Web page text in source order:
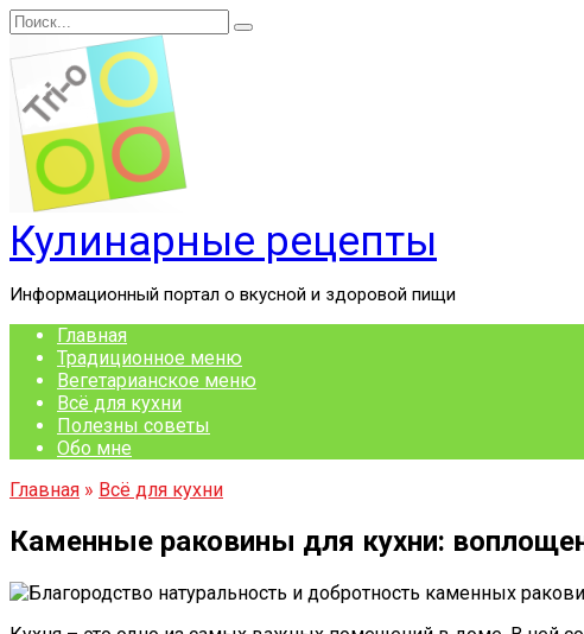
Перейти
к
содержанию
Search
for:
Кулинарные рецепты
Информационный портал о вкусной и здоровой пищи
Главная
Традиционное меню
Вегетарианское меню
Всё для кухни
Полезны советы
Обо мне
Главная » Всё для кухни
Каменные раковины для кухни: